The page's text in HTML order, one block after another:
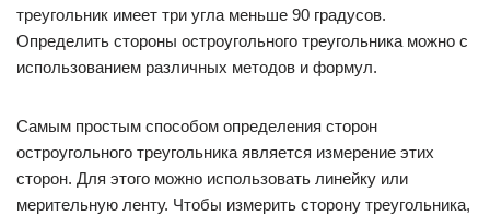
треугольник имеет три угла меньше 90 градусов.
Определить стороны остроугольного треугольника можно с
использованием различных методов и формул.
Самым простым способом определения сторон
остроугольного треугольника является измерение этих
сторон. Для этого можно использовать линейку или
мерительную ленту. Чтобы измерить сторону треугольника,